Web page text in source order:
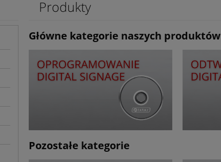
Produkty
Główne kategorie naszych produktów
Pozostałe kategorie